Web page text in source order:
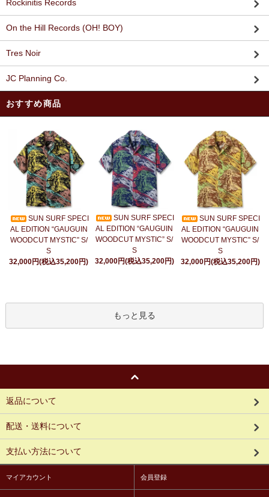
Rockinitis Records
On the Hill Records (OH! BOY)
Tres Noir
JC Planning Co.
おすすめ商品
SUN SURF SPECI
AL EDITION “GAUGUIN
WOODCUT MYSTIC” S/
S
32,000円(税込35,200円)
SUN SURF SPECI
AL EDITION “GAUGUIN
WOODCUT MYSTIC” S/
S
32,000円(税込35,200円)
SUN SURF SPECI
AL EDITION “GAUGUIN
WOODCUT MYSTIC” S/
S
32,000円(税込35,200円)
もっと見る
返品について
配送・送料について
支払い方法について
マイアカウント 会員登録